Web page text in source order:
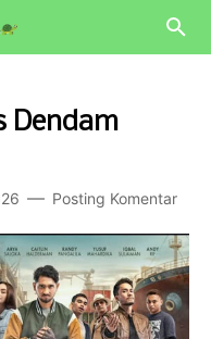
Dendam
Posting Komentar